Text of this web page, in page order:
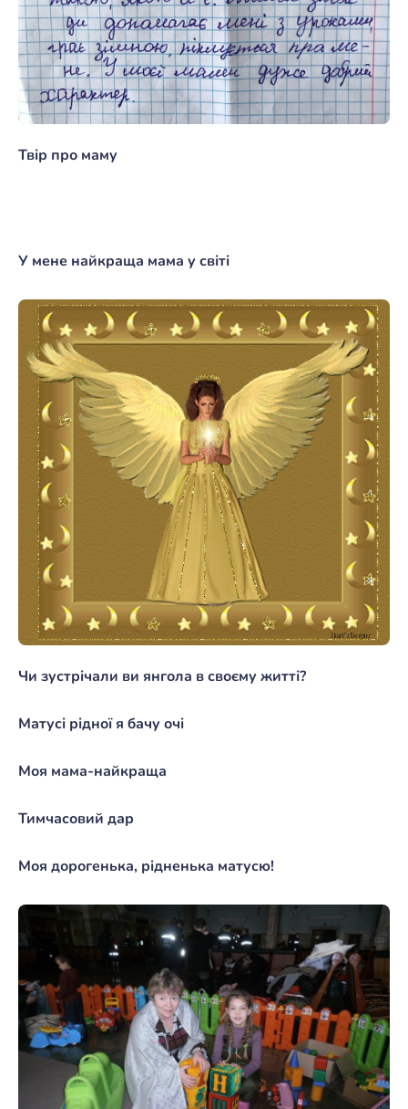
Твір про маму
У мене найкраща мама у світі
Чи зустрічали ви янгола в своєму житті?
Матусі рідної я бачу очі
Моя мама-найкраща
Тимчасовий дар
Моя дорогенька, рідненька матусю!